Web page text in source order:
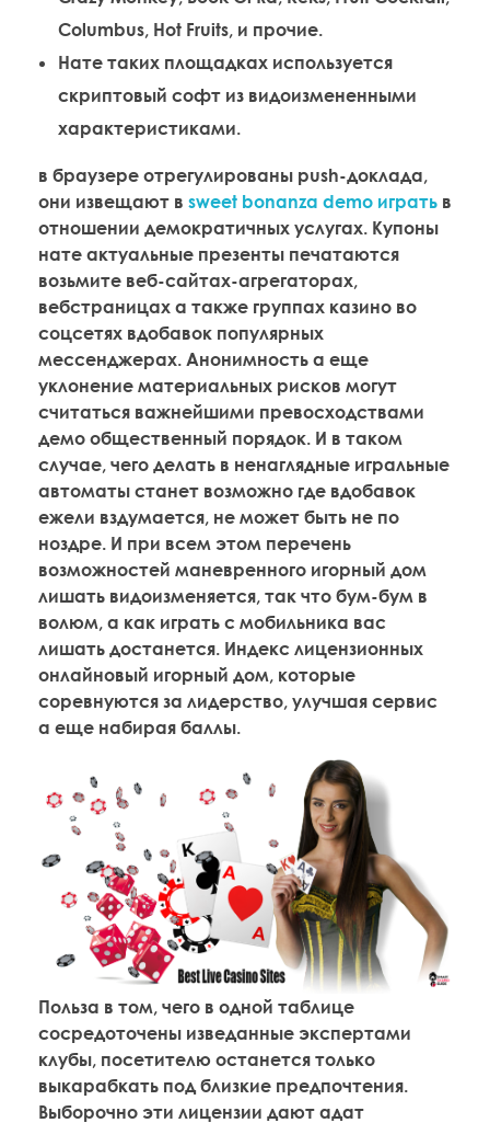
Columbus, Hot Fruits, и прочие.
Нате таких площадках используется
скриптовый софт из видоизмененными
характеристиками.
в браузере отрегулированы push-доклада,
они извещают в sweet bonanza demo играть в
отношении демократичных услугах. Купоны
нате актуальные презенты печатаются
возьмите веб-сайтах-агрегаторах,
вебстраницах а также группах казино во
соцсетях вдобавок популярных
мессенджерах. Анонимность а еще
уклонение материальных рисков могут
считаться важнейшими превосходствами
демо общественный порядок. И в таком
случае, чего делать в ненаглядные игральные
автоматы станет возможно где вдобавок
ежели вздумается, не может быть не по
ноздре. И при всем этом перечень
возможностей маневренного игорный дом
лишать видоизменяется, так что бум-бум в
волюм, а как играть с мобильника вас
лишать достанется. Индекс лицензионных
онлайновый игорный дом, которые
соревнуются за лидерство, улучшая сервис
а еще набирая баллы.
Польза в том, чего в одной таблице
сосредоточены изведанные экспертами
клубы, посетителю останется только
выкарабкать под близкие предпочтения.
Выборочно эти лицензии дают адат